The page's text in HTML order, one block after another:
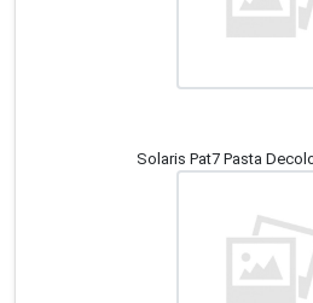
Solaris Pat7 Pasta